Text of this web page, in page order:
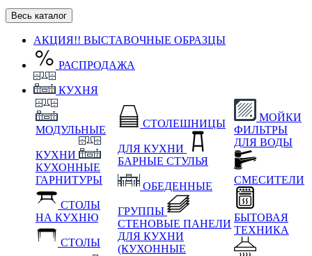
Весь каталог
АКЦИЯ!! ВЫСТАВОЧНЫЕ ОБРАЗЦЫ
РАСПРОДАЖА
КУХНЯ
МОДУЛЬНЫЕ
КУХНИ
КУХОННЫЕ
ГАРНИТУРЫ
СТОЛЫ
НА КУХНЮ
СТОЛЫ
СТОЛЕШНИЦЫ
ДЛЯ КУХНИ
БАРНЫЕ СТУЛЬЯ
ОБЕДЕННЫЕ
ГРУППЫ
СТЕНОВЫЕ ПАНЕЛИ
ДЛЯ КУХНИ
(КУХОННЫЕ
МОЙКИ
ФИЛЬТРЫ
ДЛЯ ВОДЫ
СМЕСИТЕЛИ
БЫТОВАЯ
ТЕХНИКА